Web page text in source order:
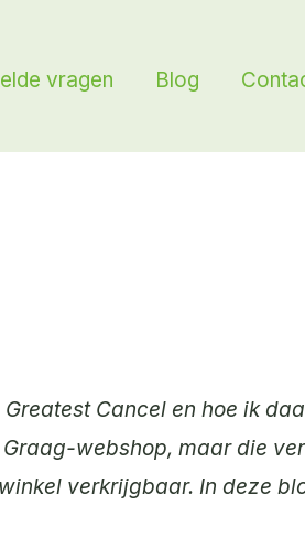
vragen Blog
Cancel en hoe ik
webshop, maar die
verkrijgbaar. In deze